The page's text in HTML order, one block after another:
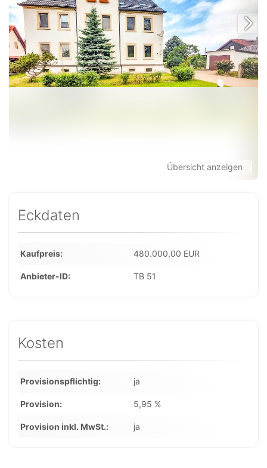
Übersicht anzeigen
Eckdaten
Kaufpreis 480.000,00 EUR
Anbieter-ID TB 51
Kosten
Provisionspflichtig ja
Provision 5,95 %
Provision inkl. MwSt. ja